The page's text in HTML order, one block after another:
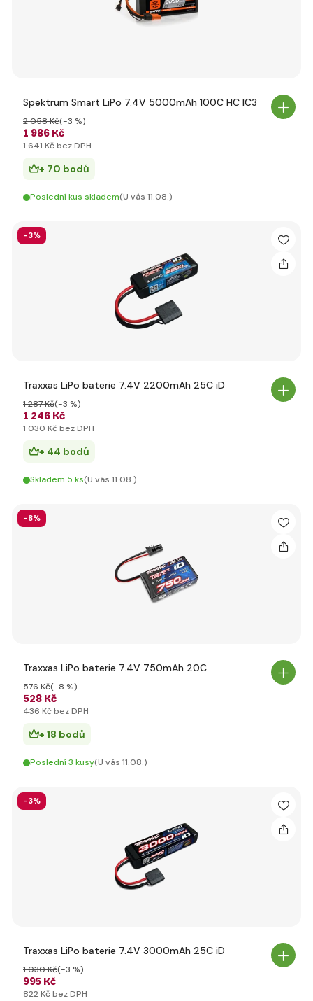
Spektrum Smart LiPo 7.4V 5000mAh 100C HC IC3
1 986 Kč
2 058 Kč(-3 %)
1 641 Kč bez DPH
+ 70 bodů
Poslední kus skladem(U vás 11.08.)
-3%
Traxxas LiPo baterie 7.4V 2200mAh 25C iD
1 246 Kč
1 287 Kč(-3 %)
1 030 Kč bez DPH
+ 44 bodů
Skladem 5 ks(U vás 11.08.)
-8%
Traxxas LiPo baterie 7.4V 750mAh 20C
528 Kč
576 Kč(-8 %)
436 Kč bez DPH
+ 18 bodů
Poslední 3 kusy(U vás 11.08.)
-3%
Traxxas LiPo baterie 7.4V 3000mAh 25C iD
995 Kč
1 030 Kč(-3 %)
822 Kč bez DPH